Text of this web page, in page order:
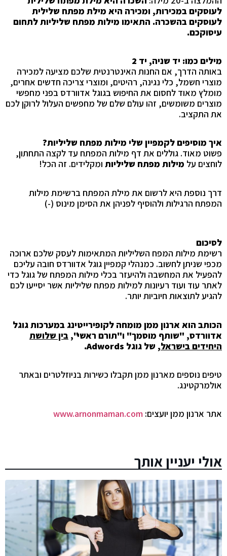
לעוסקים במכירות, ומכירה היא מילת מפתח שלילית
לעוסקים בהשכרה. התאימו מילות מפתח שליליות לתחום
עיסוקכם.
מילים כמו: יד שניה, יד 2
באותה הדרך, אם החנות האינטרנטית שלכם מציעה למכירה
מוצרי חשמל, כלי נגינה, רהיטים, ומוצרי צריכה חדשים אחרים,
מומלץ מאוד לחסום את החיפוש בגוגל אדוורדס בפני מחפשי
מוצרים משומשים, זהו עולם שלם של מחפשים העלול לרוקן לכם
את התקציב.
איך מוסיפים לקמפיין שלי מילות מפתח שליליות?
פשוט מאוד. גוללים את דף מילות המפתח עד לקצה התחתון,
לוחצים על מילות מפתח שליליות ומקלידים. זה הכל!
דרך נוספת היא לרשום את מילת המפתח ברשימת מילות
המפתח הרגילות ולהוסיף לפניהן את הסימן מינוס (-)
לסיכום
רשימת מילות המפח השליליות המתאימות לעסק שלכם ארוכה
מכפי שניתן לחשוב. כמנהלי קמפיין גוגל אדוורדס חובה עליכם
להפעיל את המחשבה ולהיעזר בכלי מילות המפתח של גוגל כדי
לאתר עוד ועוד רעיונות למילות מפתח שליליות אשר יסייעו לכם
להגיע לתוצאות חיוביות יותר.
הכותב הוא ארנון ממן מומחה לקופירייטינג במערכות גוגל
אדוורדס, "שותף מוסמך" ו"תורם ראשי", בין שלושת
היחידים בישראל, של גוגל Adwords
.
טיפים נוספים מארנון ממן תקבלו כשירות בניוזלטרים ובאתר
אולמרקטינג.
אתר ארנון ממן יועצים: www.arnonmaman.com
אולי יעניין אותך